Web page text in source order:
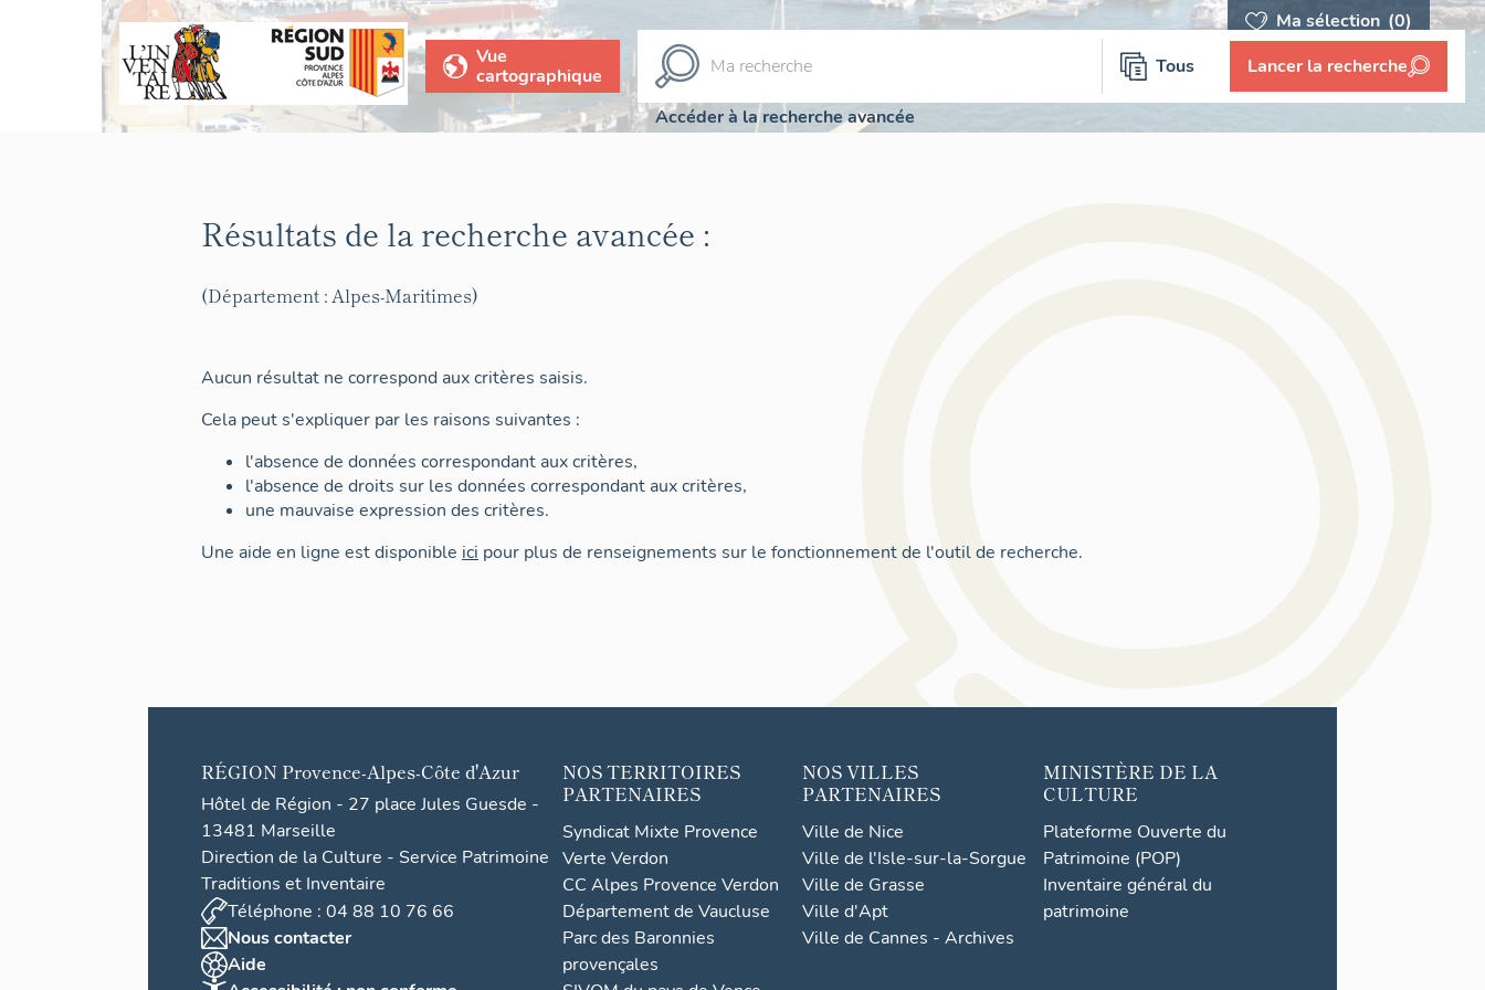
Ma sélection (0)
Vue
cartographique
Tous Lancer la recherche
Accéder à la recherche avancée
Résultats de la recherche avancée :
(Département : Alpes-Maritimes)
Aucun résultat ne correspond aux critères saisis.
Cela peut s'expliquer par les raisons suivantes :
l'absence de données correspondant aux critères,
l'absence de droits sur les données correspondant aux critères,
une mauvaise expression des critères.
Une aide en ligne est disponible ici pour plus de renseignements sur le fonctionnement de l'outil de recherche.
RÉGION Provence-Alpes-Côte d'Azur
Hôtel de Région - 27 place Jules Guesde -
13481 Marseille
Direction de la Culture - Service Patrimoine
Traditions et Inventaire
Téléphone : 04 88 10 76 66
Nous contacter
Aide
NOS TERRITOIRES
PARTENAIRES
Syndicat Mixte Provence
Verte Verdon
CC Alpes Provence Verdon
Département de Vaucluse
Parc des Baronnies
provençales
NOS VILLES
PARTENAIRES
Ville de Nice
Ville de l'Isle-sur-la-Sorgue
Ville de Grasse
Ville d'Apt
Ville de Cannes - Archives
MINISTÈRE DE LA
CULTURE
Plateforme Ouverte du
Patrimoine (POP)
Inventaire général du
patrimoine